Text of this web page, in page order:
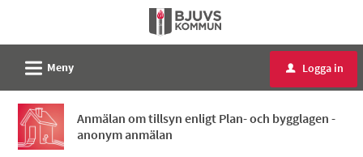
tjänster
Bjuvs
kommun
L Meny u Logga in
Anmälan om tillsyn enligt Plan- och bygglagen -
anonym anmälan